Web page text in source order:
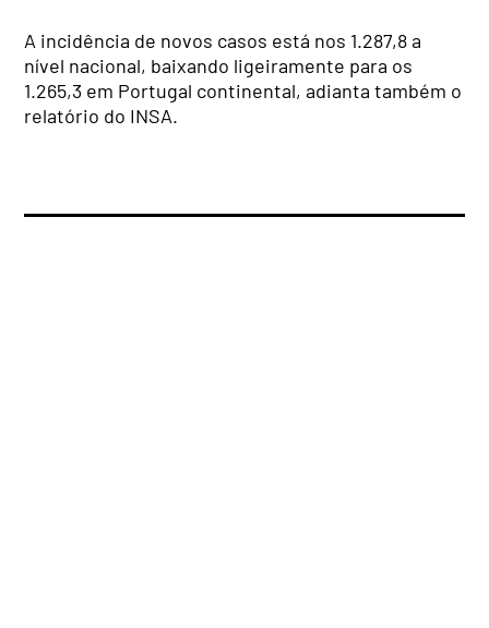
A incidência de novos casos está nos 1.287,8 a
nível nacional, baixando ligeiramente para os
1.265,3 em Portugal continental, adianta também o
relatório do INSA.